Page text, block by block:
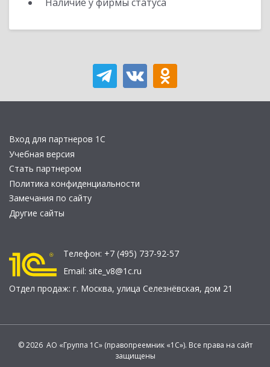
Вход для партнеров 1С
Учебная версия
Стать партнером
Политика конфиденциальности
Замечания по сайту
Другие сайты
Телефон: +7 (495) 737-92-57
Email: site_v8@1c.ru
Отдел продаж: г. Москва, улица Селезнёвская, дом 21
© 2026 АО «Группа 1С» (правопреемник «1С»). Все права на сайт
защищены